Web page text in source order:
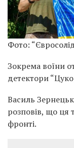
Фото:
Зокрема воїни
детектори
Василь
розповів, що ця
фронті.